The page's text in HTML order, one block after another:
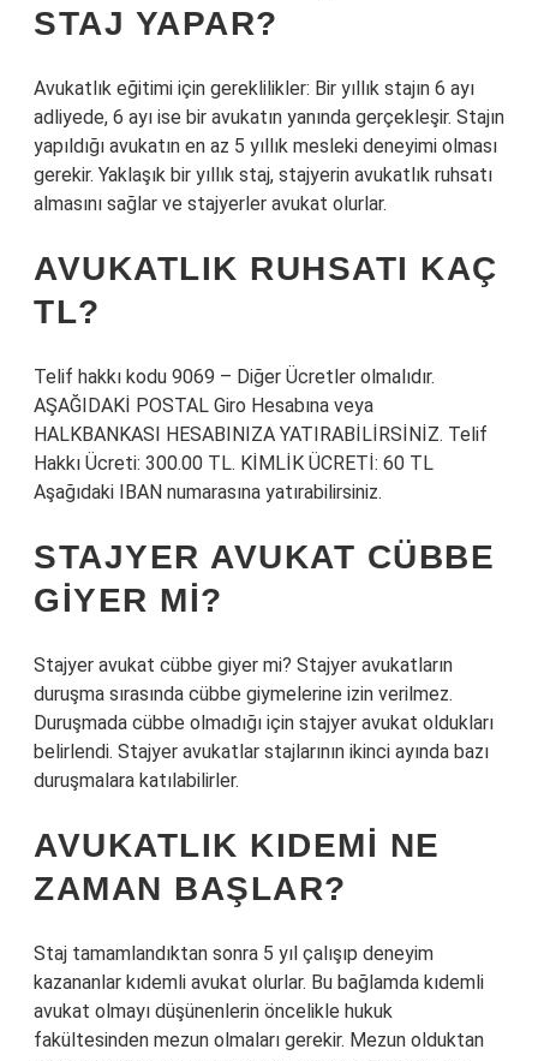
STAJ YAPAR?
Avukatlık eğitimi için gereklilikler: Bir yıllık stajın 6 ayı
adliyede, 6 ayı ise bir avukatın yanında gerçekleşir. Stajın
yapıldığı avukatın en az 5 yıllık mesleki deneyimi olması
gerekir. Yaklaşık bir yıllık staj, stajyerin avukatlık ruhsatı
almasını sağlar ve stajyerler avukat olurlar.
AVUKATLIK RUHSATI KAÇ
TL?
Telif hakkı kodu 9069 – Diğer Ücretler olmalıdır.
AŞAĞIDAKİ POSTAL Giro Hesabına veya
HALKBANKASI HESABINIZA YATIRABİLİRSİNİZ. Telif
Hakkı Ücreti: 300.00 TL. KİMLİK ÜCRETİ: 60 TL
Aşağıdaki IBAN numarasına yatırabilirsiniz.
STAJYER AVUKAT CÜBBE
GIYER MI?
Stajyer avukat cübbe giyer mi? Stajyer avukatların
duruşma sırasında cübbe giymelerine izin verilmez.
Duruşmada cübbe olmadığı için stajyer avukat oldukları
belirlendi. Stajyer avukatlar stajlarının ikinci ayında bazı
duruşmalara katılabilirler.
AVUKATLIK KIDEMI NE
ZAMAN BAŞLAR?
Staj tamamlandıktan sonra 5 yıl çalışıp deneyim
kazananlar kıdemli avukat olurlar. Bu bağlamda kıdemli
avukat olmayı düşünenlerin öncelikle hukuk
fakültesinden mezun olmaları gerekir. Mezun olduktan